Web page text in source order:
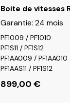
Boite de vitesses
Garantie: 24 mois
PF1009 / PF1010
PF1S11 / PF1S12
PF1AA009 / PF1AA010
PF1AAS11 / PF1S12
899,00 €